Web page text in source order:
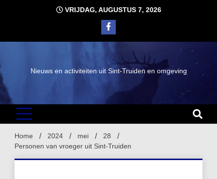
VRIJDAG, AUGUSTUS 7, 2026
Nieuws en activiteiten uit Sint-Truiden en omgeving
Home 2024 mei
28
Personen van vroeger uit Sint-Truiden